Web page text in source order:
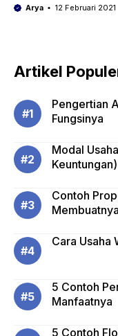
Arya 12 Februari 2021
Artikel
Pengertian
Fungsinya
Modal
Keuntungan)
Contoh
Membuatnya
Cara Usaha
5 Contoh
Manfaatnya
5 Contoh